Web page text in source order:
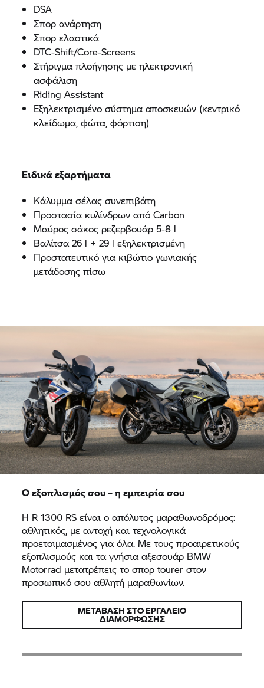
DSA
Σπορ ανάρτηση
Σπορ ελαστικά
DTC-Shift/Core-Screens
Στήριγμα πλοήγησης με ηλεκτρονική
ασφάλιση
Riding Assistant
Εξηλεκτρισμένο σύστημα αποσκευών (κεντρικό
κλείδωμα, φώτα, φόρτιση)
Ειδικά εξαρτήματα
Κάλυμμα σέλας συνεπιβάτη
Προστασία κυλίνδρων από Carbon
Μαύρος σάκος ρεζερβουάρ 5-8 l
Βαλίτσα 26 l + 29 l εξηλεκτρισμένη
Προστατευτικό για κιβώτιο γωνιακής
μετάδοσης πίσω
Ο εξοπλισμός σου – η εμπειρία σου
Η R 1300 RS είναι ο απόλυτος μαραθωνοδρόμος:
αθλητικός, με αντοχή και τεχνολογικά
προετοιμασμένος για όλα. Με τους προαιρετικούς
εξοπλισμούς και τα γνήσια αξεσουάρ BMW
Motorrad μετατρέπεις το σπορ tourer στον
προσωπικό σου αθλητή μαραθωνίων.
ΜΕΤΆΒΑΣΗ ΣΤΟ ΕΡΓΑΛΕΊΟ
ΔΙΑΜΌΡΦΩΣΗΣ